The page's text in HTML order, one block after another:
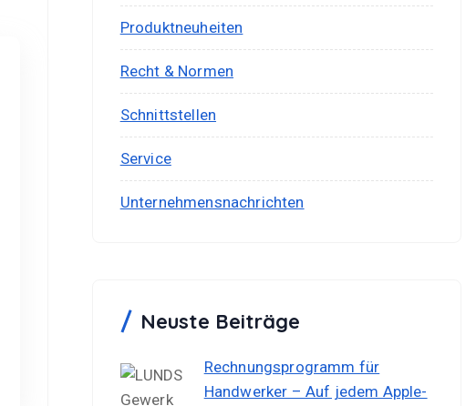
Produktneuheiten
Recht & Normen
Schnittstellen
Service
Unternehmensnachrichten
Neuste Beiträge
Rechnungsprogramm für
Handwerker – Auf jedem Apple-